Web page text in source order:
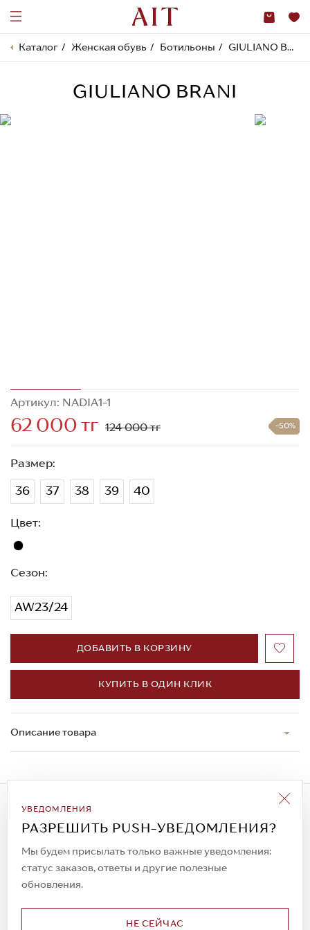
Каталог Женская обувь Ботильоны GIULIANO BRANI
GIULIANO BRANI
Артикул: NADIA1-1
62 000 тг 124 000 тг -50%
Размер:
36 37 38 39 40
Цвет:
Сезон:
AW23/24
ДОБАВИТЬ В КОРЗИНУ
КУПИТЬ В ОДИН КЛИК
Описание товара
УВЕДОМЛЕНИЯ
РАЗРЕШИТЬ PUSH-УВЕДОМЛЕНИЯ?
Мы будем присылать только важные уведомления:
статус заказов, ответы и другие полезные
обновления.
НЕ СЕЙЧАС
Подписаться на рассылку
Всегда будьте в курсе новых акций и
спецпредложений!
© 2023. AIT Shoes
Все права защищены